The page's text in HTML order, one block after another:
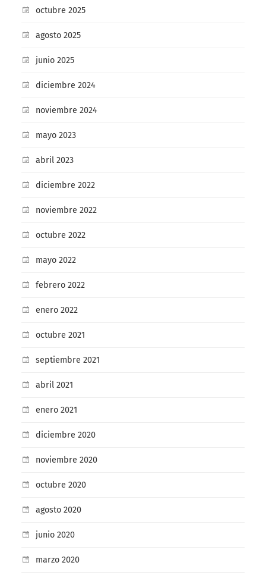
octubre 2025
agosto 2025
junio 2025
diciembre 2024
noviembre 2024
mayo 2023
abril 2023
diciembre 2022
noviembre 2022
octubre 2022
mayo 2022
febrero 2022
enero 2022
octubre 2021
septiembre 2021
abril 2021
enero 2021
diciembre 2020
noviembre 2020
octubre 2020
agosto 2020
junio 2020
marzo 2020